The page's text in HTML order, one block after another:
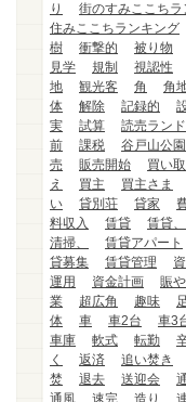
り
街のすみここちラ
住みここちランキング
樹
衝撃的 被り物
見学
規制 視認性
地
観光客 角 角
体
解除 記録的
実
試算 読売ランド
前
課税 谷戸山公園
売
販売開始 買い
え
買主 買主さま
い
貸別荘 貸家
料収入
賃貸
賃貸
清掃、
賃貸アパート
貸募集
賃貸管理
運用
資金計画 賑
業
超広角 趣味
体
車 車2台 車3
車庫
軟式 転勤
く
返済 追い焚き
焚
退去 送迎会
通風
速完 造り